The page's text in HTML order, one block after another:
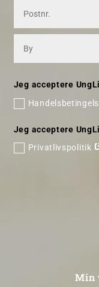
Jeg acceptere
Jeg acceptere
Privatlivspolitik
Min